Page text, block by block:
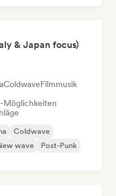
& Japan focus)
ColdwaveFilmmusik
Möglichkeiten
Coldwave
wave
Post-Punk